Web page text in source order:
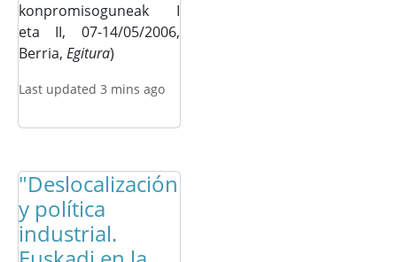
konpromisoguneak I
eta II, 07-14/05/2006,
Berria, Egitura)
Last updated 3 mins ago
"Deslocalización
y política
industrial.